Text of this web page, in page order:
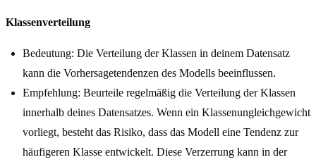
Klassenverteilung
Bedeutung: Die Verteilung der Klassen in deinem Datensatz
kann die Vorhersagetendenzen des Modells beeinflussen.
Empfehlung: Beurteile regelmäßig die Verteilung der Klassen
innerhalb deines Datensatzes. Wenn ein Klassenungleichgewicht
vorliegt, besteht das Risiko, dass das Modell eine Tendenz zur
häufigeren Klasse entwickelt. Diese Verzerrung kann in der